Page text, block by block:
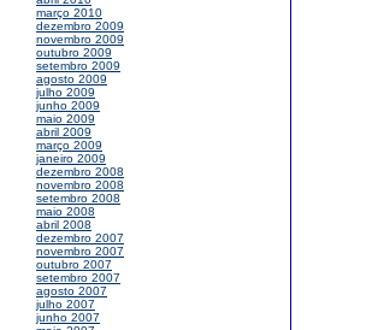
março 2010
dezembro 2009
novembro 2009
outubro 2009
setembro 2009
agosto 2009
julho 2009
junho 2009
maio 2009
abril 2009
março 2009
janeiro 2009
dezembro 2008
novembro 2008
setembro 2008
maio 2008
abril 2008
dezembro 2007
novembro 2007
outubro 2007
setembro 2007
agosto 2007
julho 2007
junho 2007